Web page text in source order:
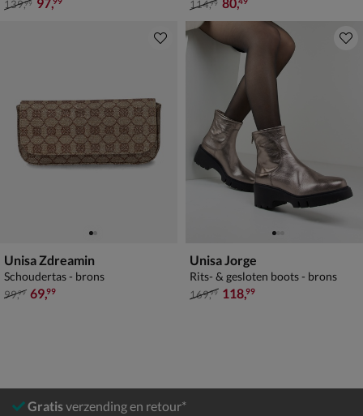
139,99 114,99
Unisa Zdreamin
Schoudertas - brons
van € 99,99 voor € 69,99
99,99 69,99
Unisa Jorge
Rits- & gesloten boots - brons
van € 169,99 voor € 118,99
169,99 118,99
Gratisverzending en retour*